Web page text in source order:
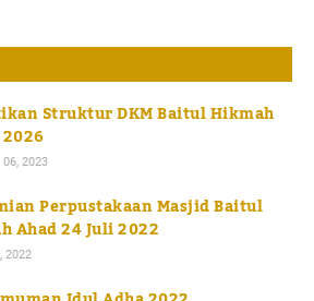
Struktur DKM Baitul Hikmah
2023
Perpustakaan Masjid Baitul
Ahad 24 Juli 2022
2022